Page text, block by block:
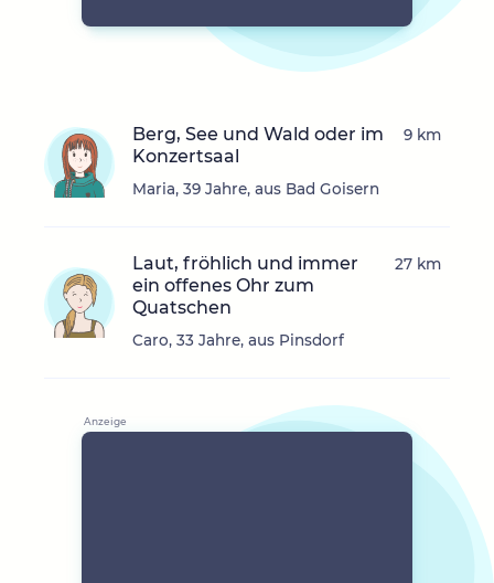
Berg, See und Wald oder im
Konzertsaal
Maria, 39 Jahre, aus Bad Goisern
9 km
Laut, fröhlich und immer
ein offenes Ohr zum
Quatschen
Caro, 33 Jahre, aus Pinsdorf
27 km